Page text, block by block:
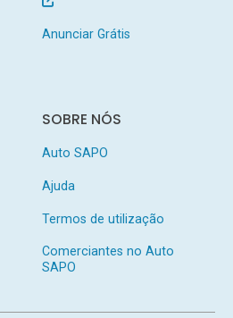
Anunciar Grátis
SOBRE NÓS
Auto SAPO
Ajuda
Termos de utilização
Comerciantes no Auto
SAPO